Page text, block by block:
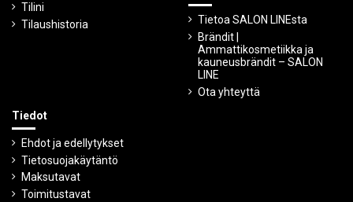
Tilini
Tilaushistoria
Tietoa SALON LINEsta
Brändit |
Ammattikosmetiikka ja
kauneusbrändit – SALON
LINE
Ota yhteyttä
Tiedot
Ehdot ja edellytykset
Tietosuojakäytäntö
Maksutavat
Toimitustavat